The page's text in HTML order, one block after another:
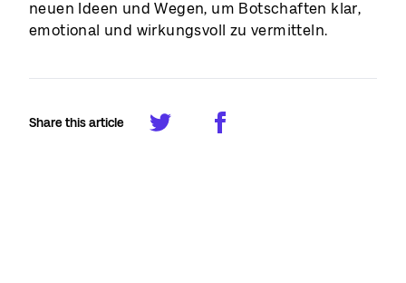
neuen Ideen und Wegen, um Botschaften klar,
emotional und wirkungsvoll zu vermitteln.
Share this article